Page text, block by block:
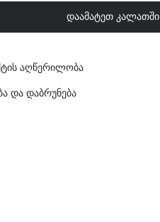
დაამატეთ კალათში
აღწერილობა
და დაბრუნება